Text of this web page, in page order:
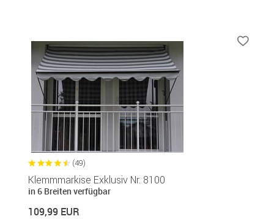
(49)
Klemmmarkise Exklusiv Nr. 8100
in 6 Breiten verfügbar
109,99 EUR